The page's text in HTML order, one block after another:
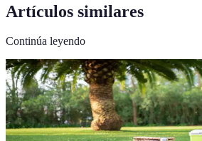
Artículos similares
Continúa leyendo